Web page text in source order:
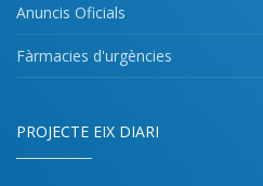
Anuncis Oficials
Fàrmacies d'urgències
PROJECTE EIX DIARI